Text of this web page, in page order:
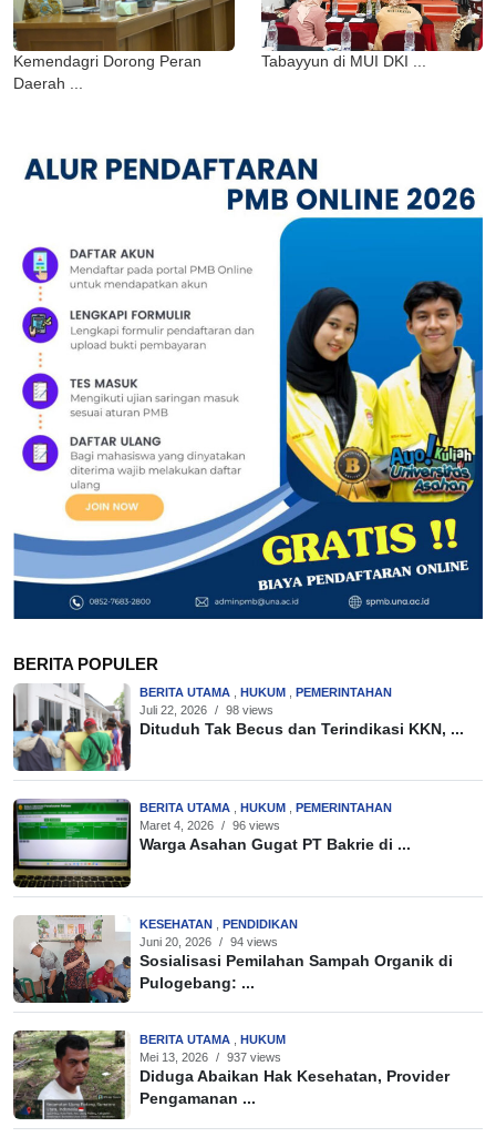
Kemendagri Dorong Peran
Daerah ...
Tabayyun di MUI DKI ...
BERITA POPULER
BERITA UTAMA HUKUM
PEMERINTAHAN
Juli 22, 2026 / 98 views
Dituduh Tak Becus dan Terindikasi KKN, ...
BERITA UTAMA HUKUM
PEMERINTAHAN
Maret 4, 2026 / 96 views
Warga Asahan Gugat PT Bakrie di ...
KESEHATAN
PENDIDIKAN
Juni 20, 2026 / 94 views
Sosialisasi Pemilahan Sampah Organik di
Pulogebang: ...
BERITA UTAMA
HUKUM
Mei 13, 2026 / 937 views
Diduga Abaikan Hak Kesehatan, Provider
Pengamanan ...